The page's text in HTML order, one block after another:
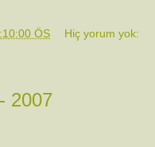
ÖS Hiç yorum yok:
2007